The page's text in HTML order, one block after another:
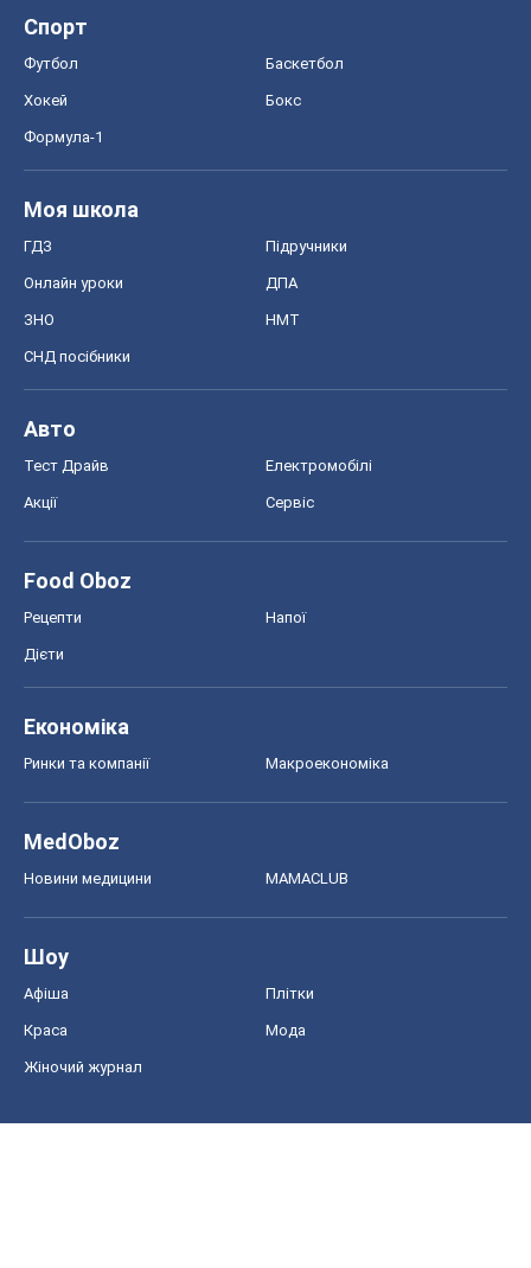
Спорт
Футбол Баскетбол
Хокей Бокс
Формула-1
Моя школа
ГДЗ Підручники
Онлайн уроки ДПА
ЗНО НМТ
СНД посібники
Авто
Тест Драйв Електромобілі
Акції Сервіс
Food Oboz
Рецепти Напої
Дієти
Економіка
Ринки та компанії Макроекономіка
MedOboz
Новини медицини MAMACLUB
Шоу
Афіша Плітки
Краса Мода
Жіночий журнал